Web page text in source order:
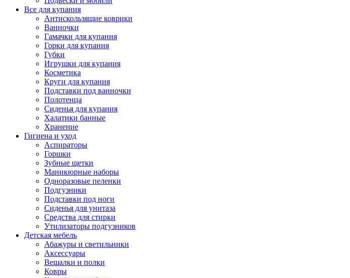
Все для купания
Антискользящие коврики
Ванночки
Гамачки для купания
Горки для купания
Губки
Игрушки для купания
Косметика
Круги для купания
Подставки под ванночки
Полотенца
Сиденья для купания
Халатики банные
Хранение
Гигиена и уход
Аспираторы
Горшки
Зубные щетки
Маникюрные наборы
Одноразовые пеленки
Подгузники
Подставки под ноги
Сиденья для унитаза
Средства для стирки
Утилизаторы подгузников
Детская мебель
Абажуры и светильники
Аксессуары
Вешалки и полки
Ковры